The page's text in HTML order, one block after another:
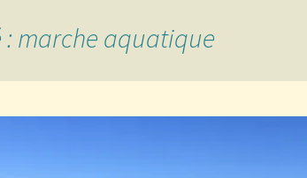
Randos du jeudi
marche aquatique